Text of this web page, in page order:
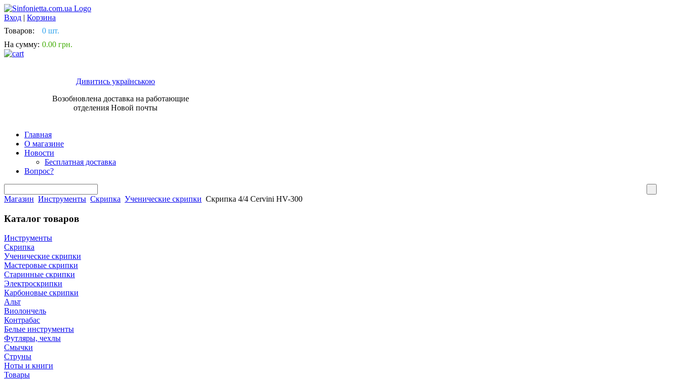
Вход | Корзина
Товаров:
0 шт.
На сумму: 0.00 грн.
Дивитись українською
Возобновлена доставка на работающие
отделения Новой почты
Главная
О магазине
Новости
Бесплатная доставка
Вопрос?
Магазин Инструменты Скрипка Ученические скрипки Скрипка 4/4 Cervini HV-300
Каталог товаров
Инструменты
Скрипка
Ученические скрипки
Мастеровые скрипки
Старинные скрипки
Электроскрипки
Карбоновые скрипки
Альт
Виолончель
Контрабас
Белые инструменты
Футляры, чехлы
Смычки
Струны
Ноты и книги
Товары